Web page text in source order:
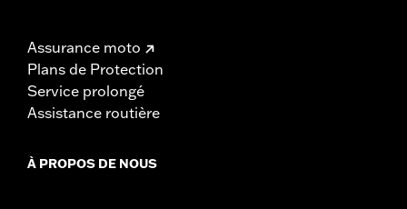
Assurance moto
Plans de Protection
Service prolongé
Assistance routière
À PROPOS DE NOUS